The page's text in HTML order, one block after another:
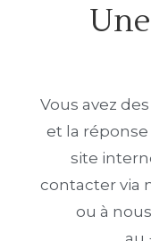
Vous avez
et la
site
contacter via
ou à